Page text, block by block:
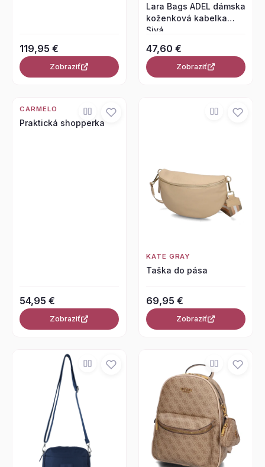
119,95 €
Zobraziť
Lara Bags ADEL dámska
koženková kabelka
Sivá
47,60 €
Zobraziť
CARMELO
Praktická shopperka
54,95 €
Zobraziť
KATE GRAY
Taška do pása
69,95 €
Zobraziť